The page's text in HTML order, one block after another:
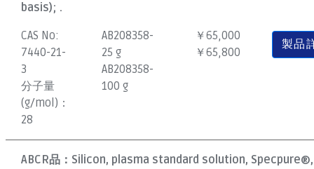
basis); .
CAS No:
7440-21-
3
分子量
(g/mol)：
28
AB208358-
25 g
AB208358-
100 g
￥65,000
￥65,800
製品
ABCR品： Silicon, plasma standard solution,